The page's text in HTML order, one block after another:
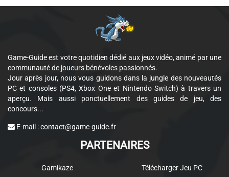
Game-Guide est votre quotidien dédié aux jeux vidéo, animé par une
communauté de joueurs bénévoles passionnés.
Jour après jour, nous vous guidons dans la jungle des nouveautés
PC et consoles (PS4, Xbox One et Nintendo Switch) à travers un
aperçu. Mais aussi ponctuellement des guides de jeu, des
concours...
E-mail :contact@game-guide.fr
PARTENAIRES
Gamikaze
Télécharger Jeu PC